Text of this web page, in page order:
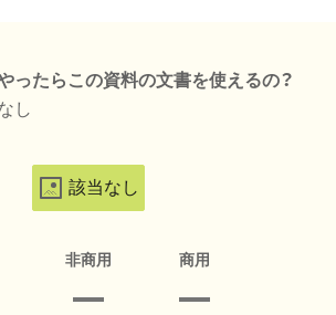
ったらこの資料の文書を使えるの？
し
該当なし
非商用 商用